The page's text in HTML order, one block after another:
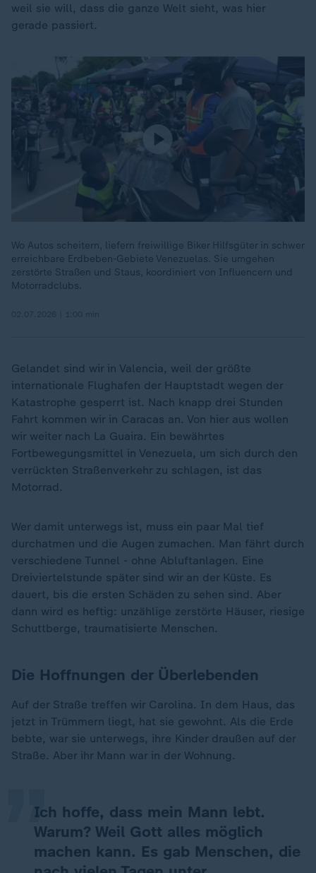
weil sie will, dass die ganze Welt sieht, was hier
gerade passiert.
Wo Autos scheitern, liefern freiwillige Biker Hilfsgüter in schwer
erreichbare Erdbeben-Gebiete Venezuelas. Sie umgehen
zerstörte Straßen und Staus, koordiniert von Influencern und
Motorradclubs.
Gelandet sind wir in Valencia, weil der größte
internationale Flughafen der Hauptstadt wegen der
Katastrophe gesperrt ist. Nach knapp drei Stunden
Fahrt kommen wir in Caracas an. Von hier aus wollen
wir weiter nach La Guaira. Ein bewährtes
Fortbewegungsmittel in Venezuela, um sich durch den
verrückten Straßenverkehr zu schlagen, ist das
Motorrad.
Wer damit unterwegs ist, muss ein paar Mal tief
durchatmen und die Augen zumachen. Man fährt durch
verschiedene Tunnel - ohne Abluftanlagen. Eine
Dreiviertelstunde später sind wir an der Küste. Es
dauert, bis die ersten Schäden zu sehen sind. Aber
dann wird es heftig: unzählige zerstörte Häuser, riesige
Schuttberge, traumatisierte Menschen.
Die Hoffnungen der Überlebenden
Auf der Straße treffen wir Carolina. In dem Haus, das
jetzt in Trümmern liegt, hat sie gewohnt. Als die Erde
bebte, war sie unterwegs, ihre Kinder draußen auf der
Straße. Aber ihr Mann war in der Wohnung.
Ich hoffe, dass mein Mann lebt.
Warum? Weil Gott alles möglich
machen kann. Es gab Menschen, die
„